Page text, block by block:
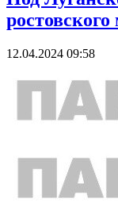
12.04.2024 09:58